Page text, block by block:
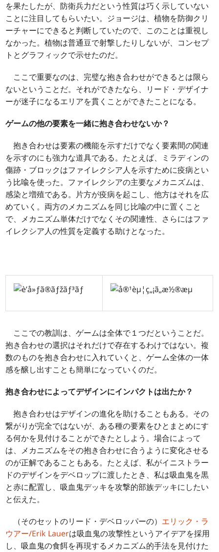
を果たしたが、防衛兵力だという性質は巧く示していない
ことに注目してもらいたい。ジョージは、植物を防御クリ
ーチャーにできると判断していたので、このことは重視し
なかった。植物は普通豆で射撃したりしないが、コンセプ
トとグラフィックで示せたのだ。
ここで重要なのは、完璧な抱き合わせができるとは限ら
ないということだ。それができたなら、リード・デザイナ
ーが迷子になるエリアを貫くことができたことになる。
ゲームの他の要素を一緒に抱き合わせないか？
抱き合わせは要素の機能を示すだけでなく要素間の関連
を示すのにも強力な道具である。たとえば、ミラディンの
傷跡・ブロックはファイレクシア人を示すために疫病とい
う比喩を使った。ファイレクシアの主要なメカニズムは、
感染と増殖である。片方が疫病を起こし、他方はそれを広
めていく。両方のメカニズムを同じ比喩の中に置くこと
で、メカニズム単体だけでなくその関連性、さらにはファ
イレクシア人の性質を定義する助けとなった。
ここでの教訓は、ゲームは全体で１つだということだ。
抱き合わせの選択はそれだけで存在するわけではない。複
数のものを抱き合わせに入れていくと、ゲーム全体の一体
感を醸し出すことも簡単になっていくのだ。
抱き合わせによってデザインにインパクトは出たか？
抱き合わせはデザインの進化を助けることもある。その
繋がりが完全ではないが、ある種の要素をひとまとめにす
る何かを見付けることができたとしよう。場合によって
は、メカニズムをその抱き合わせに合うように変化させる
のが正解であることもある。たとえば、私がイニストラー
ドのデザインをデベロップに渡したとき、私は吸血鬼を黒
と赤に配置し、吸血鬼デッキを攻撃的部族デッキにしたい
と伝えた。
（そのセットのリード・デベロッパーの） エリック・ラ
ウアー/Erik Lauerは吸血鬼の攻撃性というアイデアを採用
し、吸血鬼の食餌を再現するメカニズム的手法を見付けた